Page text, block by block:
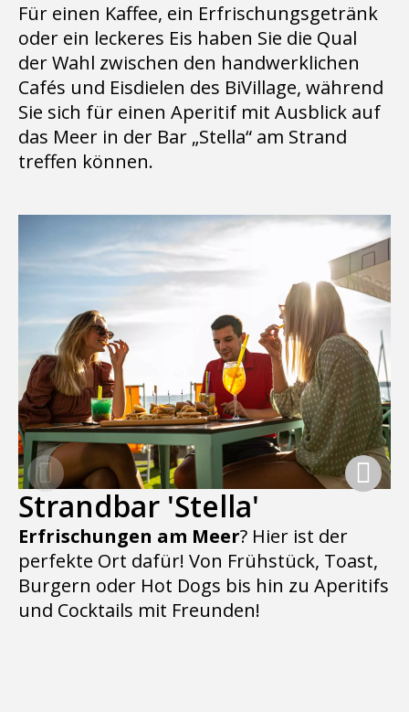
Für einen Kaffee, ein Erfrischungsgetränk
oder ein leckeres Eis haben Sie die Qual
der Wahl zwischen den handwerklichen
Cafés und Eisdielen des BiVillage, während
Sie sich für einen Aperitif mit Ausblick auf
das Meer in der Bar „Stella“ am Strand
treffen können.
Strandbar 'Stella'
Erfrischungen am Meer? Hier ist der
perfekte Ort dafür! Von Frühstück, Toast,
Burgern oder Hot Dogs bis hin zu Aperitifs
und Cocktails mit Freunden!